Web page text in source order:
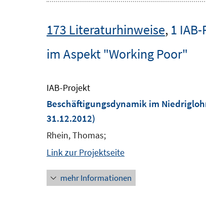
173 Literaturhinweise, 1
im Aspekt "Working Poor"
IAB-Projekt
Beschäftigungsdynamik im
31.12.2012)
Rhein, Thomas;
Link zur Projektseite
mehr Informationen